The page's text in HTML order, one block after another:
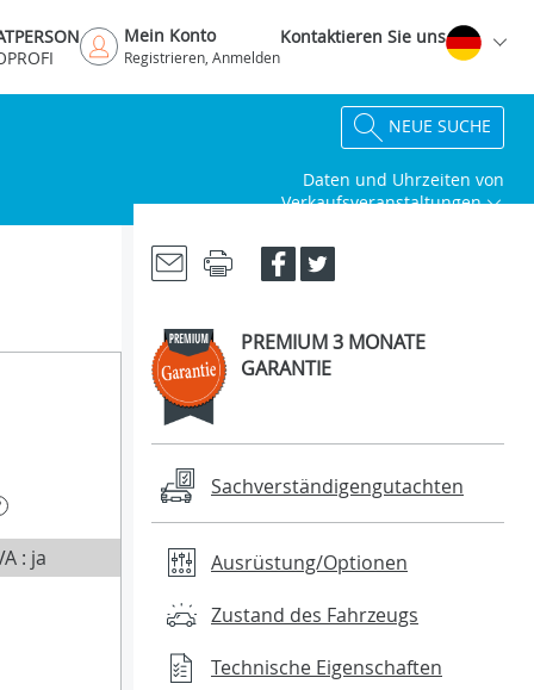
Mein Konto
Registrieren, Anmelden
Kontaktieren Sie uns
NEUE SUCHE
Daten und Uhrzeiten von
Verkaufsveranstaltungen
: ja
PREMIUM 3 MONATE
GARANTIE
Sachverständigengutachten
Ausrüstung/Optionen
Zustand des Fahrzeugs
Technische Eigenschaften